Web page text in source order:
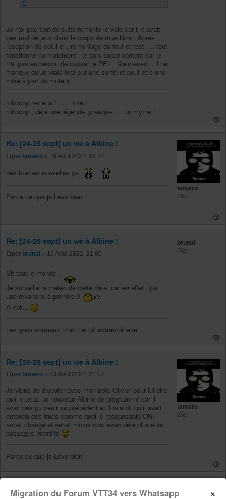
×
Migration du Forum VTT34 vers Whatsapp
Je n'ai pas tout de suite remonté le vélo car il y avait
pas mal de jeux dans le corps de roue libre . Apres
réception de celui ci , remontage du tout et test .... tout
fonctionne normalement , je suis super content car je
n'ai pas eu besoin de casser le PEL . Maintenant , il ne
manque qu'un vrais test sur une sortie et peut être une
mise à jour du moteur .
robocop reviens ! ...... vite !
robocop , déjà une légende, presque .... un mythe !
Re: [24-25 sept] un we à Albine !
par tamaro » 16 Août 2022, 19:24
des bonnes nouvelles ça
Parce ce que je Lévo bien
tamaro
26p
Re: [24-25 sept] un we à Albine !
par brunal » 16 Août 2022, 21:00
Slt tout le monde ,
Je surveille la météo de cette date, car en effet , j'ai
une revanche à prendre !!
A voir...
Les gens normaux n'ont rien d' extraordinaire ...
brunal
26p
Re: [24-25 sept] un we à Albine !
par tamaro » 23 Août 2022, 22:07
Je viens de discuter avec mon pote Olivier pour lui dire
qu’il y avait un nouveau Albine de programmé car il
avait pas pu venir au précédent et il m’a dit qu’il avait
entendu des trucs comme quoi le responsable ONF
aurait changé et serait moins cool avec déjà plusieurs
passages interdits
Parce ce que je Lévo bien
tamaro
26p
Re: [24-25 sept] un we à Albine !